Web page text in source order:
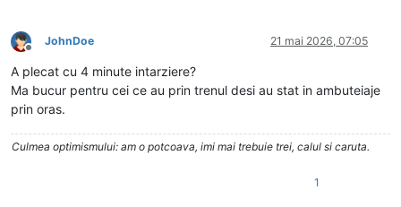
Deconectat
JohnDoe 21 mai 2026, 07:05
A plecat cu 4 minute intarziere?
Ma bucur pentru cei ce au prin trenul desi au stat in ambuteiaje
prin oras.
Culmea optimismului: am o potcoava, imi mai trebuie trei, calul si caruta.
1